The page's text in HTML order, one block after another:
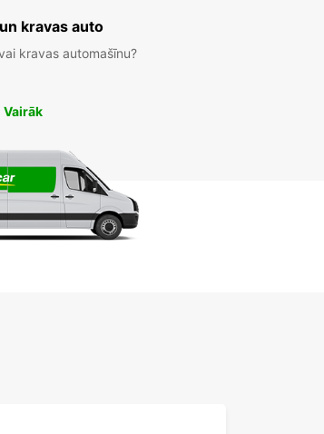
kravas auto
kravas automašīnu?
Vairāk